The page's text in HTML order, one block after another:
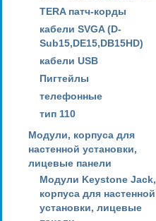
TERA патч-корды
кабели SVGA (D-
Sub15,DE15,DB15HD)
кабели USB
Пигтейлы
телефонные
тип 110
Модули, корпуса для
настенной установки,
лицевые панели
Модули Keystone Jack,
корпуса для настенной
установки, лицевые